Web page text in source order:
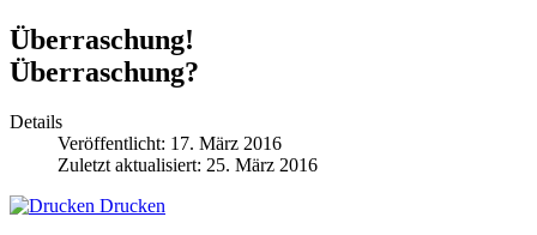
Überraschung!
Überraschung?
Details
Veröffentlicht: 17. März 2016
Zuletzt aktualisiert: 25. März 2016
Drucken